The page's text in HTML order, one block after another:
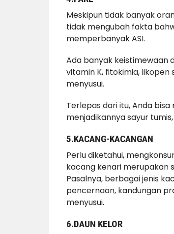
Meskipun tidak banyak
tidak mengubah fakta
memperbanyak ASI.
Ada banyak keistimewaan
vitamin K, fitokimia,
menyusui.
Terlepas dari itu, Anda
menjadikannya sayur
5.KACANG-KACANGAN
Perlu diketahui,
kacang kenari merupakan
Pasalnya, berbagai jenis
pencernaan, kandungan
menyusui.
6.DAUN KELOR